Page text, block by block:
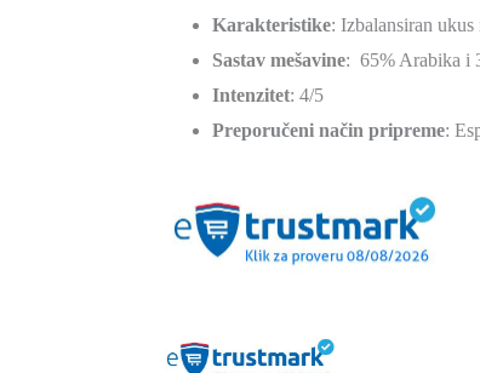
od 5 na
ocene kupca
Karakteristike: Izbalansiran ukus
Sastav mešavine: 65% Arabika i
Intenzitet: 4/5
Preporučeni način pripreme: